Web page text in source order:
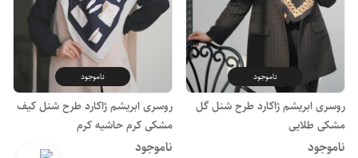
ناموجود
روسری ابریشم ژاکارد طرح شنل گل
مشکی طلایی
ناموجود
ناموجود
روسری ابریشم ژاکارد طرح شنل کیف
مشکی کرم حاشیه کرم
ناموجود